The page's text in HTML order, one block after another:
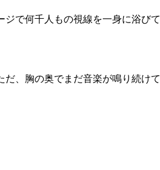
で何千人もの視線を一身に浴び
、胸の奥でまだ音楽が鳴り続けて